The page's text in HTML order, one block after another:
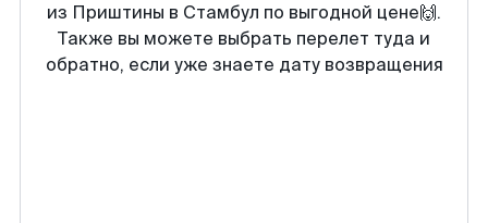
из Приштины в Стамбул по выгодной цене🙌.
Также вы можете выбрать перелет туда и
обратно, если уже знаете дату возвращения